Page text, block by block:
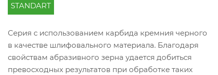
STANDART
Серия с использованием карбида кремния черного
в качестве шлифовального материала. Благодаря
свойствам абразивного зерна удается добиться
превосходных результатов при обработке таких